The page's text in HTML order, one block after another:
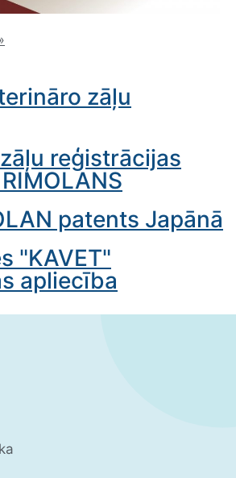
zāļu
reģistrācijas
patents Japānā
"KAVET"
apliecība